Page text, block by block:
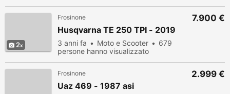
2
Frosinone
Husqvarna TE 250 TPI - 2019
3 anni fa Moto e Scooter
679
persone hanno visualizzato
7.900 €
Frosinone
Uaz 469 - 1987 asi
2.999 €